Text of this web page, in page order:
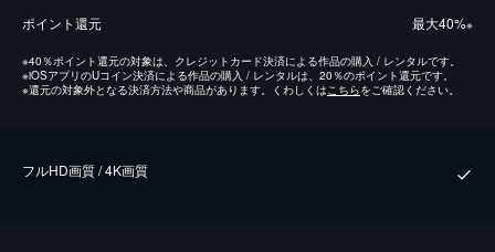
ポイント還元 最⼤40%※
※40％ポイント還元の対象は、クレジットカード決済による作品の購入 / レンタルです。
※iOSアプリのUコイン決済による作品の購入 / レンタルは、20％のポイント還元です。
※還元の対象外となる決済方法や商品があります。くわしくはこちらをご確認ください。
フルHD画質 / 4K画質